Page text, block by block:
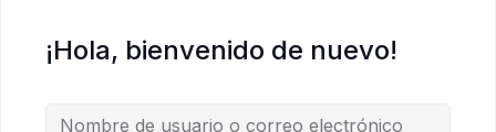
¡Hola, bienvenido de nuevo!